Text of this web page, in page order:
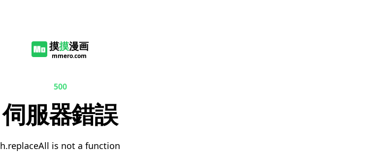
摸摸漫画
mmero.com
500
伺服器錯誤
h.replaceAll is not a function